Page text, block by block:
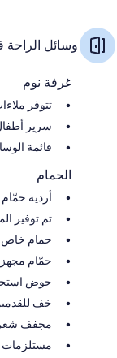
وسائل الراحة
غرفة نوم
تتوفر
سرير
قائمة
الحمام
أردية حمّام
تم توفير
حمام خاص
حمّام
حوض
خف
مجفف شعر
مستلزمات